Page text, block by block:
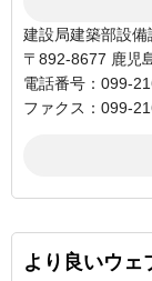
建設局建築部設備
〒892-8677 鹿児
電話番号：099-
ファクス：099-
より良いウェ